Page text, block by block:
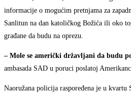
informacije o mogućim pretnjama za
Sanlitun na dan katoličkog Božića ili oko
građane da budu na oprezu.
– Mole se američki državljani da budu
ambasada SAD u poruci poslatoj
Naoružana policija raspoređena je u